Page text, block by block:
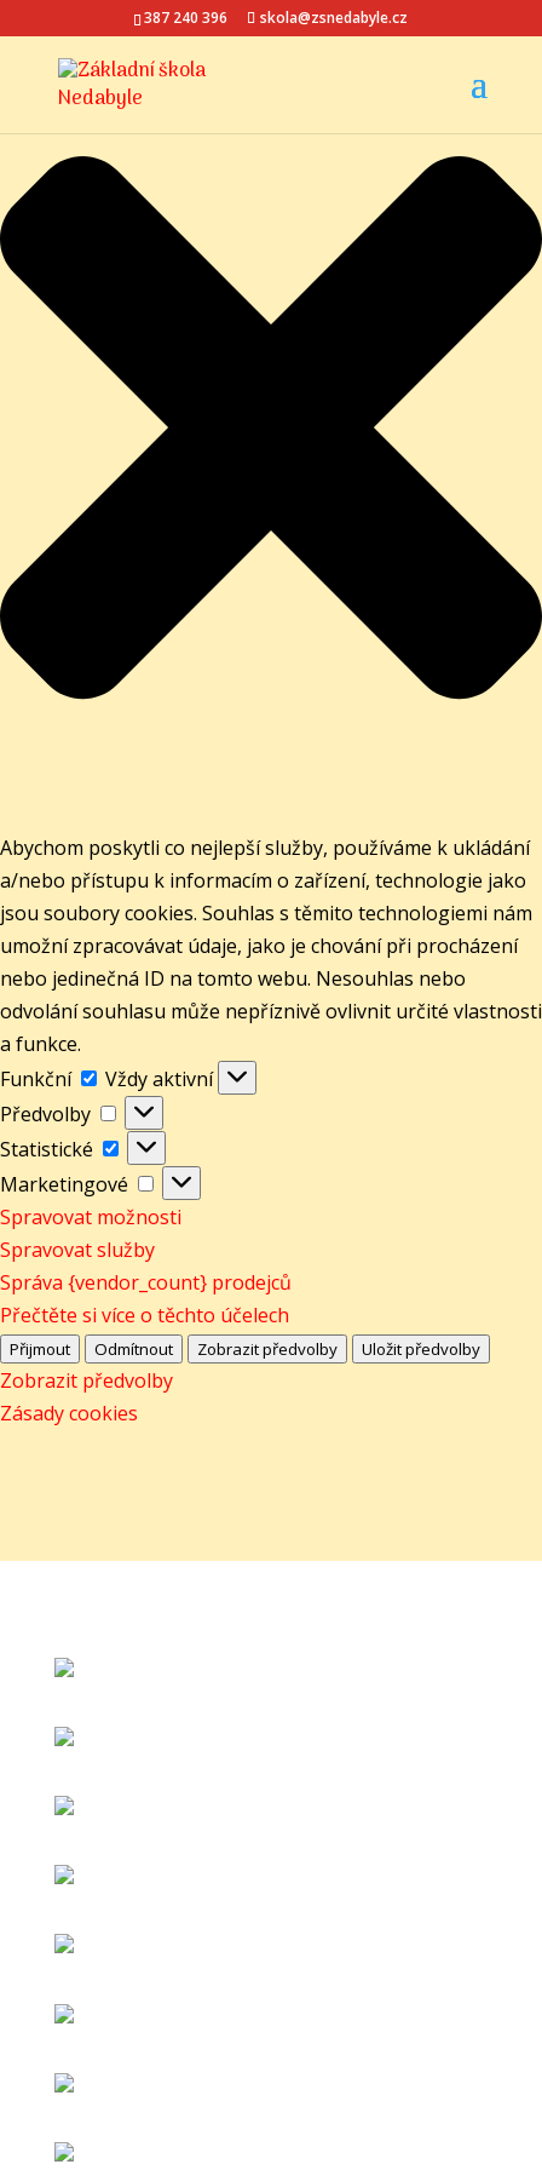
Spravovat Souhlas s cookies
Abychom poskytli co nejlepší služby, používáme k ukládání
a/nebo přístupu k informacím o zařízení, technologie jako
jsou soubory cookies. Souhlas s těmito technologiemi nám
umožní zpracovávat údaje, jako je chování při procházení
nebo jedinečná ID na tomto webu. Nesouhlas nebo
odvolání souhlasu může nepříznivě ovlivnit určité vlastnosti
a funkce.
Funkční
Funkční
Vždy aktivní
Předvolby
Předvolby
Statistické
Statistické
Marketingové
Marketingové
Spravovat možnosti
Spravovat služby
Správa {vendor_count} prodejců
Přečtěte si více o těchto účelech
Přijmout Odmítnout Zobrazit předvolby Uložit předvolby
Zobrazit předvolby
Zásady cookies
387 240 396 skola@zsnedabyle.cz